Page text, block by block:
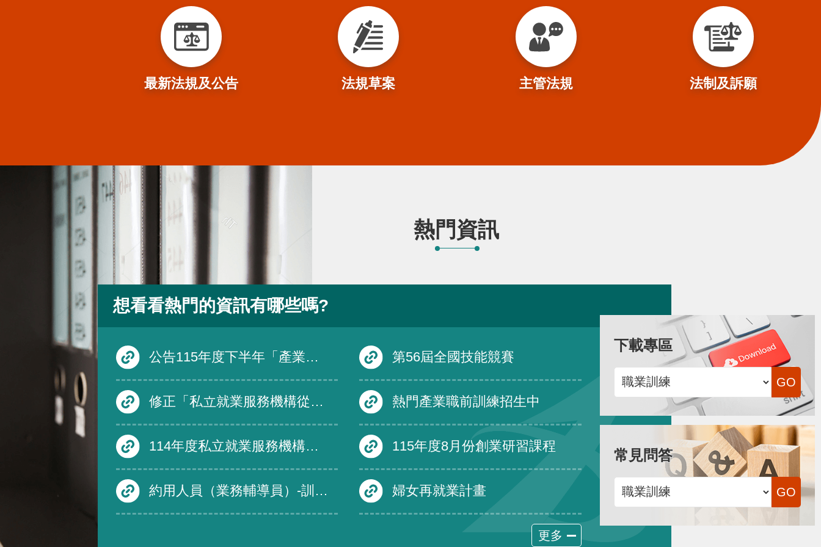
最新法規及公告 法規草案 主管法規 法制及訴願
熱門資訊
想看看熱門的資訊有哪些嗎?
公告115年度下半年「產業人才投資方案」在職訓練課程 第56屆全國技能競賽
修正「私立就業服務機構從事跨國人力仲介服務品質評鑑要點」第四點、第五點、第六點及第三點附表一至附表三，除第三點附表一至附表三自中華民國一百十六年一月一日生效外，自即日生效。 熱門產業職前訓練招生中
114年度私立就業服務機構從事跨國人力仲介服務品質評鑑度須受評仲介機構名單及績優免評名單 115年度8月份創業研習課程
約用人員（業務輔導員）-訓練發展組 婦女再就業計畫
更多
下載專區
常見問答